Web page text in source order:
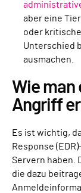
aber eine
oder
Unterschied
ausmachen.
Wie man
Angriff
Es ist wichtig,
Response
Servern haben.
die dazu